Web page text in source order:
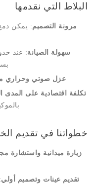
البلاط التي نقدمها
مرونة التصميم : يمكن
سهولة الصيانة: عند
عزل صوتي وحراري
تكلفة اقتصادية على المدى
خطواتنا في تقديم
زيارة ميدانية واستشارة
تقديم عينات وتصميم أولي